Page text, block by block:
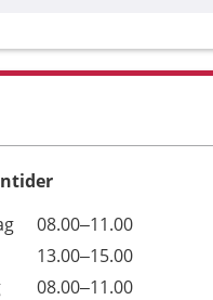
08.00–11.00
13.00–15.00
08.00–11.00